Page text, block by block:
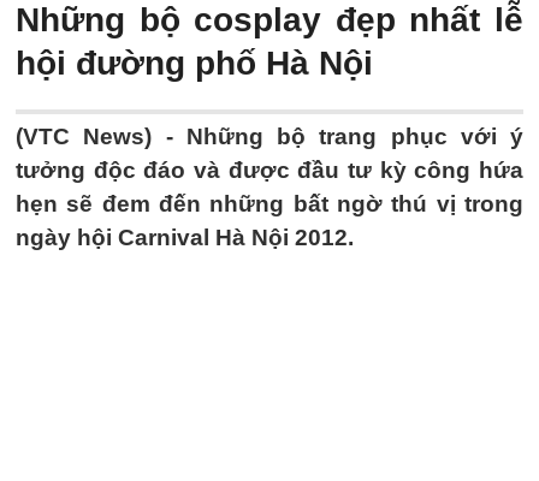
Những bộ cosplay đẹp nhất lễ
hội đường phố Hà Nội
(VTC News) - Những bộ trang phục với ý
tưởng độc đáo và được đầu tư kỳ công hứa
hẹn sẽ đem đến những bất ngờ thú vị trong
ngày hội Carnival Hà Nội 2012.